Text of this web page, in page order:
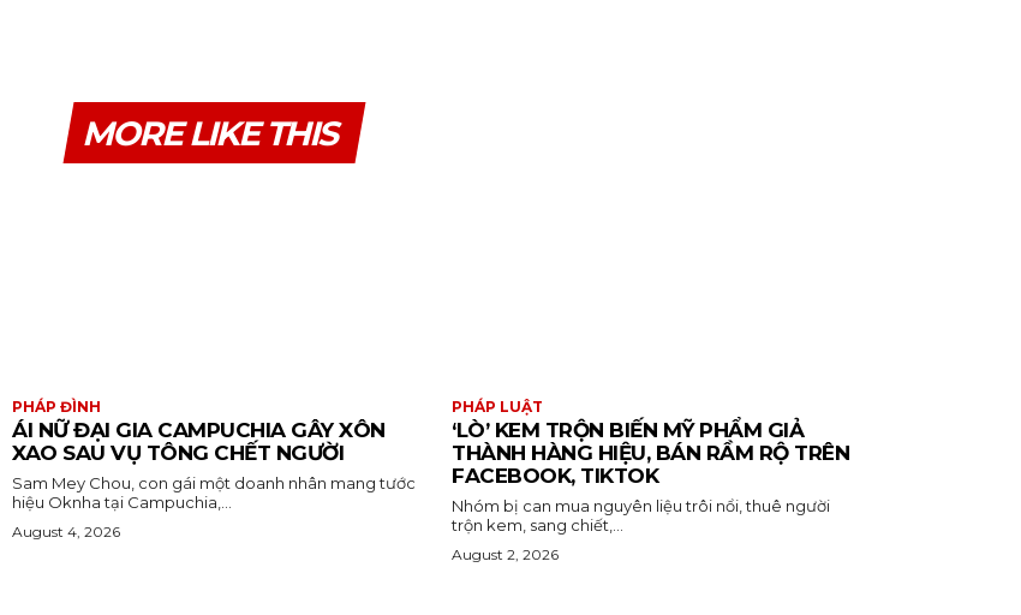
MORE LIKE THIS
PHÁP ĐÌNH
ÁI NỮ ĐẠI GIA CAMPUCHIA GÂY XÔN
XAO SAU VỤ TÔNG CHẾT NGƯỜI
Sam Mey Chou, con gái một doanh nhân mang tước
hiệu Oknha tại Campuchia,...
August 4, 2026
PHÁP LUẬT
‘LÒ’ KEM TRỘN BIẾN MỸ PHẨM GIẢ
THÀNH HÀNG HIỆU, BÁN RẦM RỘ TRÊN
FACEBOOK, TIKTOK
Nhóm bị can mua nguyên liệu trôi nổi, thuê người
trộn kem, sang chiết,...
August 2, 2026